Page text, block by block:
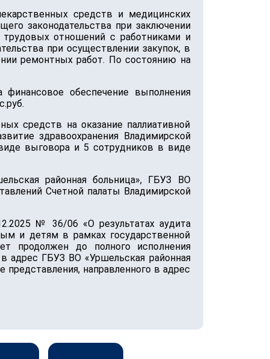
средств и медицинских
законодательства при заключении
отношений с работниками и
при осуществлении закупок, в
ремонтных работ. По состоянию на
обеспечение выполнения
средств на оказание паллиативной
здравоохранения Владимирской
выговора и 5 сотрудников в виде
районная больница», ГБУЗ ВО
Счетной палаты Владимирской
№ 36/06 «О результатах аудита
и детям в рамках государственной
продолжен до полного исполнения
адрес ГБУЗ ВО «Уршельская районная
направленного в адрес